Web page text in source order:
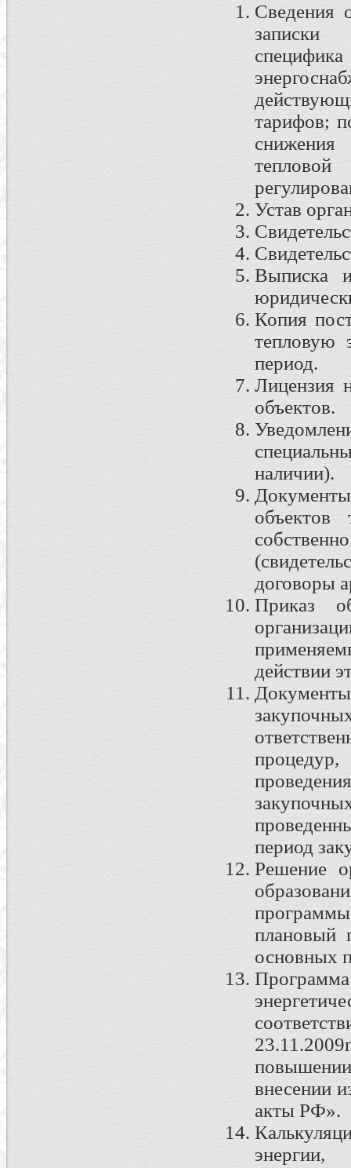
Сведения
записки
тарифов;
Устав
Выписка
Копия
тепловую
период.
Лицензия
объектов.
наличии).
объектов
договоры
Приказ
действии
период
Решение
плановый
основных
внесении
акты РФ».
энергии,